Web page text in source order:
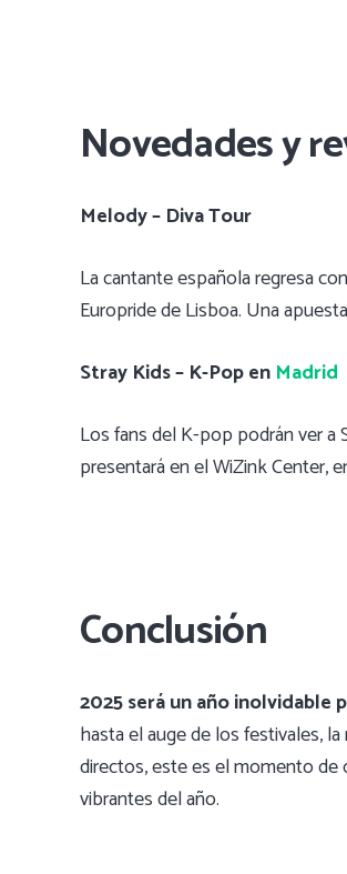
Novedades y
Melody – Diva Tour
La cantante española regresa
Europride de Lisboa. Una
Stray Kids – K-Pop en Madrid
Los fans del K-pop podrán ver a
presentará en el WiZink Center,
Conclusión
2025 será un año inolvidable
hasta el auge de los festivales,
directos, este es el momento de
vibrantes del año.